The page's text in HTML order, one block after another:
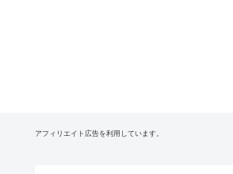
アフィリエイト広告を利用しています。